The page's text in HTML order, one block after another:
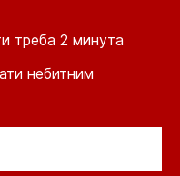
треба 2 минута
небитним